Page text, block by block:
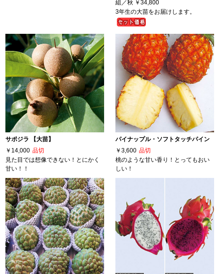
組／秋 ￥34,800
3年生の大苗をお届けします。
サポジラ 【大苗】
￥14,000 品切
見た目では想像できない！とにかく
甘い！！
パイナップル・ソフトタッチパイン
￥3,600 品切
桃のような甘い香り！とってもおい
しい！